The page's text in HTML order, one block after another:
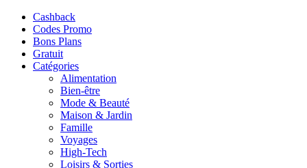
Cashback
Codes Promo
Bons Plans
Gratuit
Catégories
Alimentation
Bien-être
Mode & Beauté
Maison & Jardin
Famille
Voyages
High-Tech
Loisirs & Sorties